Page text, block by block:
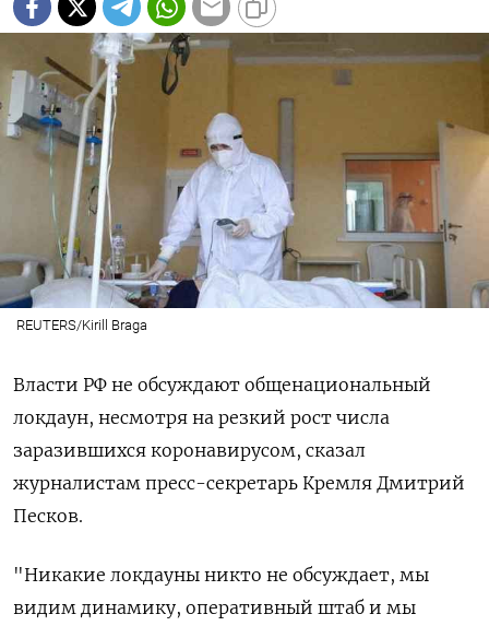
REUTERS/Kirill Braga
Власти РФ не обсуждают общенациональный
локдаун, несмотря на резкий рост числа
заразившихся коронавирусом, сказал
журналистам пресс-секретарь Кремля Дмитрий
Песков.
"Никакие локдауны никто не обсуждает, мы
видим динамику, оперативный штаб и мы